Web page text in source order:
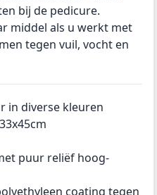
bij de pedicure.
middel als u werkt met
tegen vuil, vocht en
in diverse kleuren
puur reliëf hoog-
coating tegen